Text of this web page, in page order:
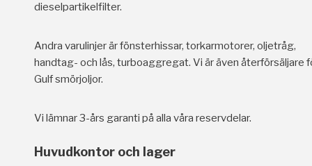
dieselpartikelfilter.
Andra varulinjer är fönsterhissar, torkarmotorer, oljetråg,
handtag- och lås, turboaggregat. Vi är även återförsäljare
Gulf smörjoljor.
Vi lämnar 3-års garanti på alla våra reservdelar.
Huvudkontor och lager